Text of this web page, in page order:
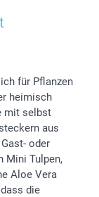
für Pflanzen
heimisch
mit selbst
aus
oder
Mini Tulpen,
Aloe Vera
die